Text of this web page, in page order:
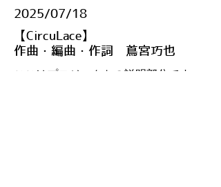
​2025/07/18
【CircuLace】
作曲・編曲・作詞 蔦宮巧也
ここはプロジェクトの説明部分です。